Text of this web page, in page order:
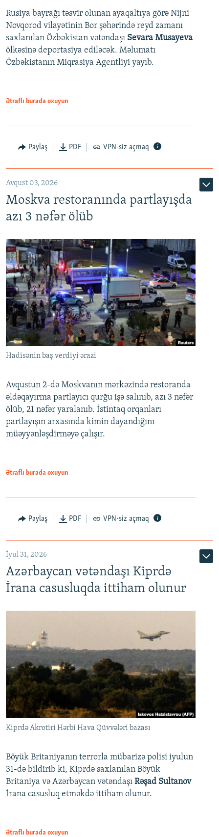
Rusiya bayrağı təsvir olunan ayaqaltıya görə Nijni
Novqorod vilayətinin Bor şəhərində reyd zamanı
saxlanılan Özbəkistan vətəndaşı Sevara Musayeva
ölkəsinə deportasiya ediləcək. Məlumatı
Özbəkistanın Miqrasiya Agentliyi yayıb.
Ətraflı burada oxuyun
Paylaş PDF VPN-siz açmaq
Avqust 03, 2026
Moskva restoranında partlayışda
azı 3 nəfər ölüb
Hadisənin baş verdiyi ərazi
Avqustun 2-də Moskvanın mərkəzində restoranda
əldəqayırma partlayıcı qurğu işə salınıb, azı 3 nəfər
ölüb, 21 nəfər yaralanıb. İstintaq orqanları
partlayışın arxasında kimin dayandığını
müəyyənləşdirməyə çalışır.
Ətraflı burada oxuyun
Paylaş PDF VPN-siz açmaq
İyul 31, 2026
Azərbaycan vətəndaşı Kiprdə
İrana casusluqda ittiham olunur
Kiprdə Akrotiri Hərbi Hava Qüvvələri bazası
Böyük Britaniyanın terrorla mübarizə polisi iyulun
31-də bildirib ki, Kiprdə saxlanılan Böyük
Britaniya və Azərbaycan vətəndaşı Rəşad Sultanov
İrana casusluq etməkdə ittiham olunur.
Ətraflı burada oxuyun